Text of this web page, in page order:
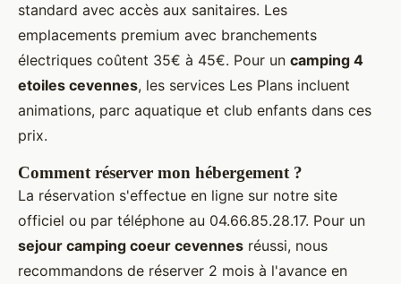
standard avec accès aux sanitaires. Les
emplacements premium avec branchements
électriques coûtent 35€ à 45€. Pour un camping 4
etoiles cevennes, les services Les Plans incluent
animations, parc aquatique et club enfants dans ces
prix.
Comment réserver mon hébergement ?
La réservation s'effectue en ligne sur notre site
officiel ou par téléphone au 04.66.85.28.17. Pour un
sejour camping coeur cevennes réussi, nous
recommandons de réserver 2 mois à l'avance en